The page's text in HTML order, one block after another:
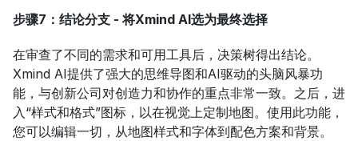
步骤7：结论分支 - 将Xmind AI选为最终选择
在审查了不同的需求和可用工具后，决策树得出结论。
Xmind AI提供了强大的思维导图和AI驱动的头脑风暴功
能，与创新公司对创造力和协作的重点非常一致。之后，进
入“样式和格式”图标，以在视觉上定制地图。使用此功能，
您可以编辑一切，从地图样式和字体到配色方案和背景。